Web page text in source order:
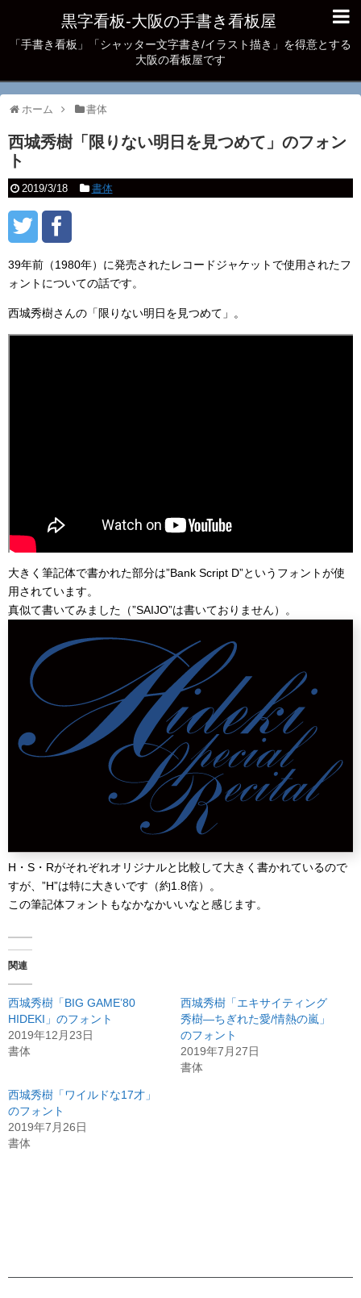
黒字看板‐大阪の手書き看板屋
「手書き看板」「シャッター文字書き/イラスト描き」を得意とする
大阪の看板屋です
ホーム 書体
西城秀樹「限りない明日を見つめて」のフォン
ト
2019/3/18 書体
39年前（1980年）に発売されたレコードジャケットで使用されたフ
ォントについての話です。
西城秀樹さんの「限りない明日を見つめて」。
大きく筆記体で書かれた部分は”Bank Script D”というフォントが使
用されています。
真似て書いてみました（”SAIJO”は書いておりません）。
H・S・Rがそれぞれオリジナルと比較して大きく書かれているので
すが、”H”は特に大きいです（約1.8倍）。
この筆記体フォントもなかなかいいなと感じます。
関連
西城秀樹「BIG GAME’80
HIDEKI」のフォント
2019年12月23日
書体
西城秀樹「エキサイティング
秀樹―ちぎれた愛/情熱の嵐」
のフォント
2019年7月27日
書体
西城秀樹「ワイルドな17才」
のフォント
2019年7月26日
書体